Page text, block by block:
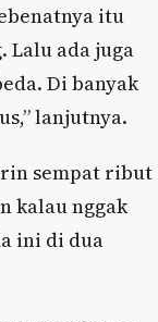
itu
Lalu ada juga
Di banyak
lanjutnya.
sempat ribut
kalau nggak
ini di dua